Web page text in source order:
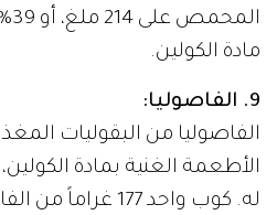
مادة الكولين.
9. الفاصوليا:
الفاصوليا من البقوليات
الأطعمة الغنية بمادة
له. كوب واحد 177